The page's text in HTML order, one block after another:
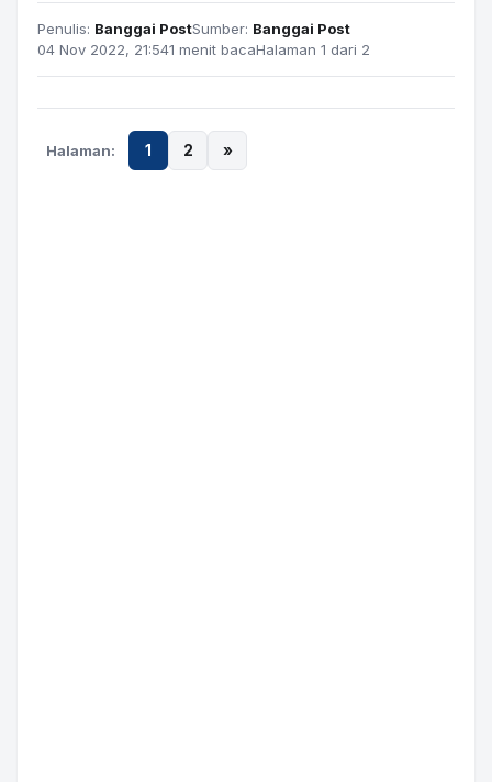
Penulis: Banggai PostSumber: Banggai Post
04 Nov 2022, 21:541 menit bacaHalaman 1 dari 2
Halaman: 1 2 »